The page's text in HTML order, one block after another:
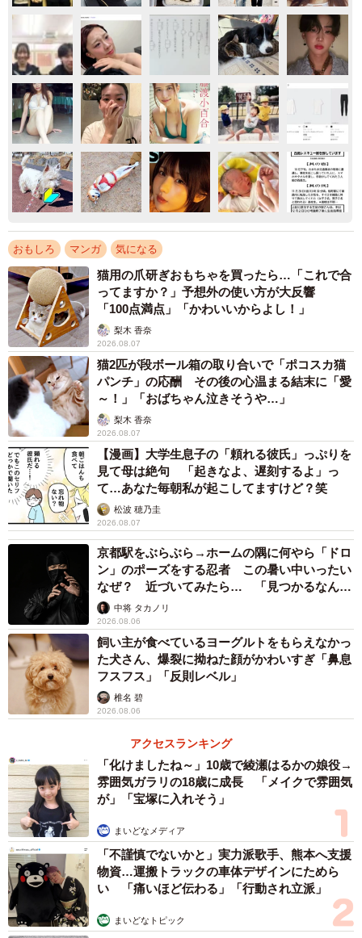
おもしろ マンガ 気になる
猫用の爪研ぎおもちゃを買ったら…「これで合
ってますか？」予想外の使い方が大反響
「100点満点」「かわいいからよし！」
梨木 香奈
2026.08.07
猫2匹が段ボール箱の取り合いで「ポコスカ猫
パンチ」の応酬 その後の心温まる結末に「愛
～！」「おばちゃん泣きそうや…」
梨木 香奈
2026.08.07
【漫画】大学生息子の「頼れる彼氏」っぷりを
見て母は絶句 「起きなよ、遅刻するよ」っ
て…あなた毎朝私が起こしてますけど？笑
松波 穂乃圭
2026.08.07
京都駅をぶらぶら→ホームの隅に何やら「ドロ
ン」のポーズをする忍者 この暑い中いったい
なぜ？ 近づいてみたら… 「見つかるなんて
未熟」中将 タカノリ
2026.08.06
飼い主が食べているヨーグルトをもらえなかっ
た犬さん、爆裂に拗ねた顔がかわいすぎ「鼻息
フスフス」「反則レベル」
椎名 碧
2026.08.06
アクセスランキング
「化けましたね～」10歳で綾瀬はるかの娘役→
雰囲気ガラリの18歳に成長 「メイクで雰囲気
が」「宝塚に入れそう」
まいどなメディア
「不謹慎でないかと」実力派歌手、熊本へ支援
物資…運搬トラックの車体デザインにためら
い 「痛いほど伝わる」「行動され立派」
まいどなトピック